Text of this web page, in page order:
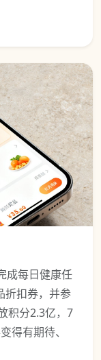
成每日健康任
折扣券，并参
积分2.3亿，7
得有期待、